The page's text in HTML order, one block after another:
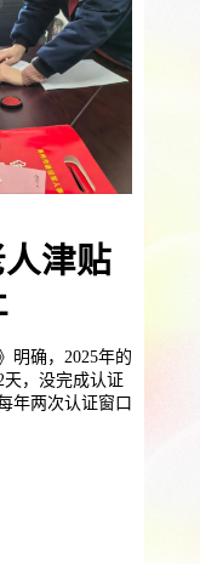
津贴
明确，2025年的
天，没完成认证
年两次认证窗口